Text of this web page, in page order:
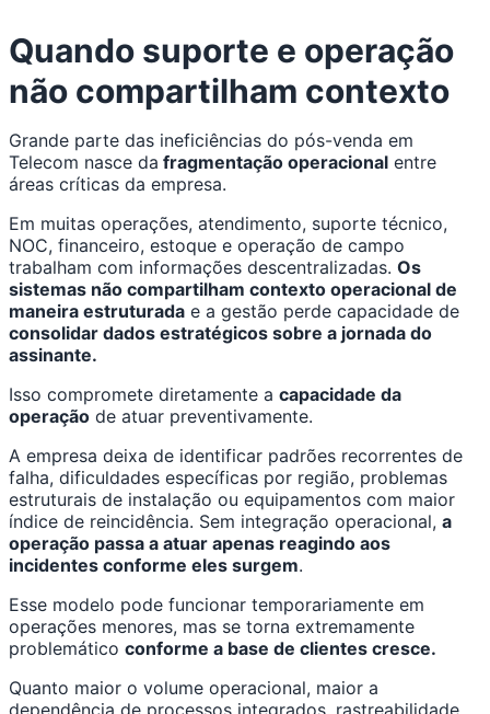
Quando suporte e operação
não compartilham contexto
Grande parte das ineficiências do pós-venda em
Telecom nasce da fragmentação operacional entre
áreas críticas da empresa.
Em muitas operações, atendimento, suporte técnico,
NOC, financeiro, estoque e operação de campo
trabalham com informações descentralizadas. Os
sistemas não compartilham contexto operacional de
maneira estruturada e a gestão perde capacidade de
consolidar dados estratégicos sobre a jornada do
assinante.
Isso compromete diretamente a capacidade da
operação de atuar preventivamente.
A empresa deixa de identificar padrões recorrentes de
falha, dificuldades específicas por região, problemas
estruturais de instalação ou equipamentos com maior
índice de reincidência. Sem integração operacional, a
operação passa a atuar apenas reagindo aos
incidentes conforme eles surgem.
Esse modelo pode funcionar temporariamente em
operações menores, mas se torna extremamente
problemático conforme a base de clientes cresce.
Quanto maior o volume operacional, maior a
dependência de processos integrados, rastreabilidade